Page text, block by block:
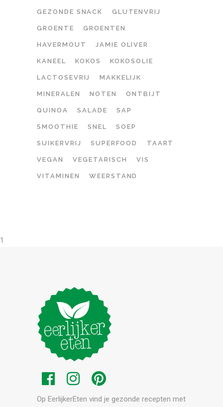
GEZONDE SNACK GLUTENVRIJ
GROENTE GROENTEN
HAVERMOUT JAMIE OLIVER
KANEEL KOKOS KOKOSOLIE
LACTOSEVRIJ MAKKELIJK
MINERALEN NOTEN ONTBIJT
QUINOA SALADE SAP
SMOOTHIE SNEL SOEP
SUIKERVRIJ SUPERFOOD TAART
VEGAN VEGETARISCH VIS
VITAMINEN WEERSTAND
1
Op EerlijkerEten vind je gezonde recepten met